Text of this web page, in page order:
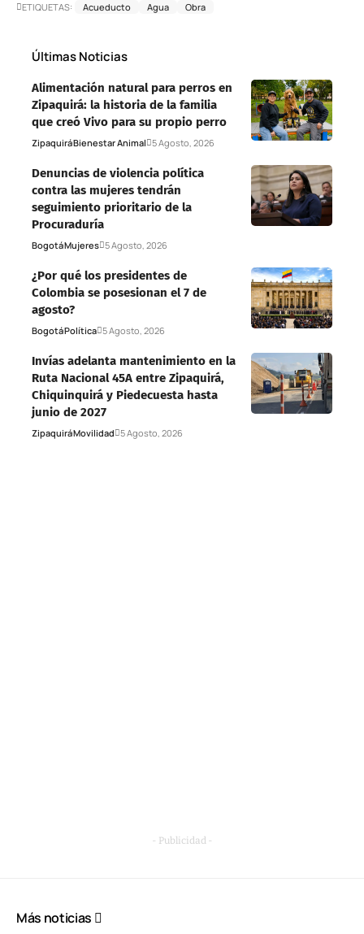
ETIQUETAS: Acueducto Agua Obra
Últimas Noticias
Alimentación natural para perros en
Zipaquirá: la historia de la familia
que creó Vivo para su propio perro
ZipaquiráBienestar Animal 5 Agosto, 2026
Denuncias de violencia política
contra las mujeres tendrán
seguimiento prioritario de la
Procuraduría
BogotáMujeres 5 Agosto, 2026
¿Por qué los presidentes de
Colombia se posesionan el 7 de
agosto?
BogotáPolítica 5 Agosto, 2026
Invías adelanta mantenimiento en la
Ruta Nacional 45A entre Zipaquirá,
Chiquinquirá y Piedecuesta hasta
junio de 2027
ZipaquiráMovilidad 5 Agosto, 2026
- Publicidad -
Más noticias